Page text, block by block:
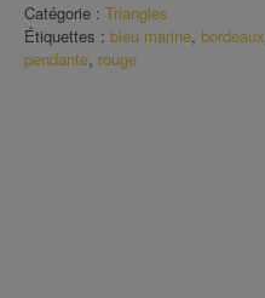
Eventails
bleu
marine
Catégorie : Triangles
Étiquettes : bleu marine, bordeaux
pendante, rouge